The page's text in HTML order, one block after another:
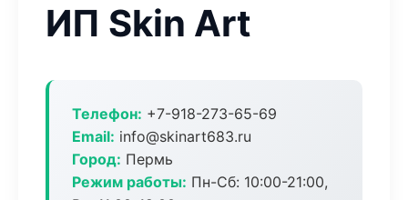
ИП Skin Art
Телефон: +7-918-273-65-69
Email: info@skinart683.ru
Город: Пермь
Режим работы: Пн-Сб: 10:00-21:00,